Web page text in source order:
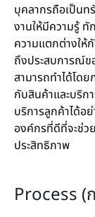
บุคลากรถือเป็น
งานให้มีความรู้
ความแตกต่างใ
ถึงประสบการณ์
สามารถทำได้โด
กับสินค้าและบริก
บริการลูกค้าได้อ
องค์กรที่ดีที่จะช่ว
ประสิทธิภาพ
Process (